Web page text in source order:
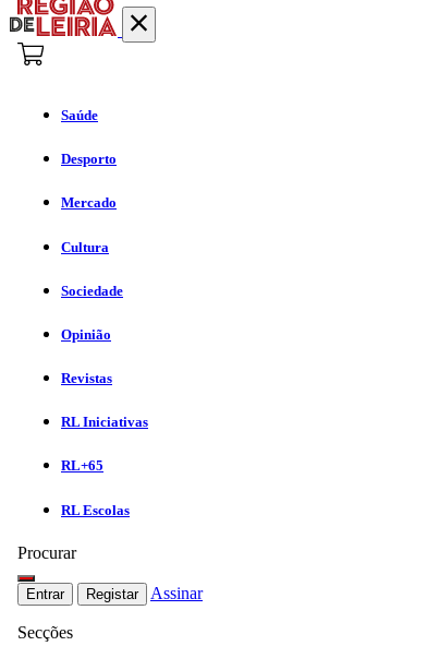
Saúde
Desporto
Mercado
Cultura
Sociedade
Opinião
Revistas
RL Iniciativas
RL+65
RL Escolas
Procurar
Entrar Registar Assinar
Secções